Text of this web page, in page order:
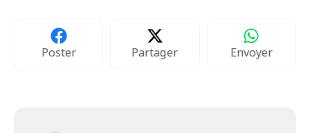
Poster Partager Envoyer